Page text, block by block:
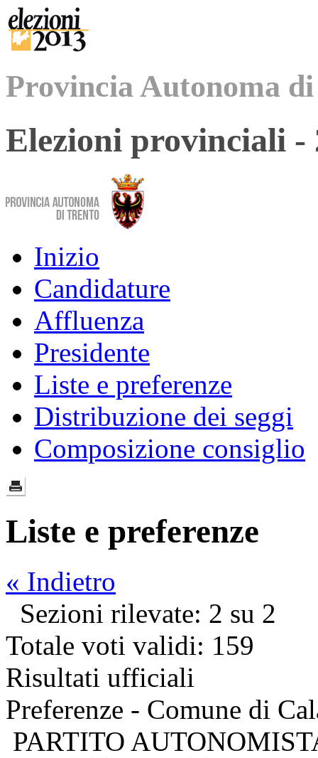
Provincia Autonoma
Elezioni provinciali -
Inizio
Candidature
Affluenza
Presidente
Liste e preferenze
Distribuzione dei seggi
Composizione consiglio
Liste e preferenze
« Indietro
Sezioni rilevate: 2 su 2
Totale voti validi: 159
Risultati ufficiali
Preferenze - Comune di
PARTITO